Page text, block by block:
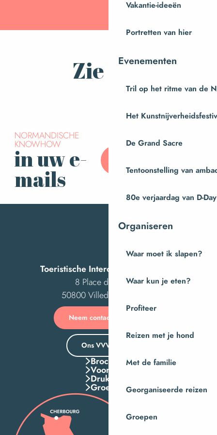
Vakantie-ideeën
Portretten van hier
Evenementen
Tril op het ritme van de
Het
De Grand Sacre
Tentoonstelling van
80e verjaardag van D-Day
Organiseren
Waar moet ik slapen?
Waar kun je eten?
Profiteer
Reizen met je hond
Met de familie
Georganiseerde reizen
Groepen
Zie ook
Praktijk
NORMANDISCHE
KNOWHOW
in uw e-
mails
Toeristische Intercom van Villedieu
8 Place des Costils
50800 Villedieu-les-Poêles
Neem contact met ons op
Ons VVV-kantoor
Brochures
Voordelen
Druk Op
Groepen